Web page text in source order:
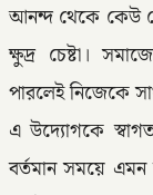
আনন্দ থেকে কেউ
ক্ষুদ্র চেষ্টা।
পারলেই নিজেকে
এ উদ্যোগকে স্বাগত
বর্তমান সময়ে এমন